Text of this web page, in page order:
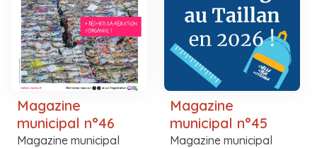
Magazine
municipal n°46
Magazine municipal
Magazine
municipal n°45
Magazine municipal